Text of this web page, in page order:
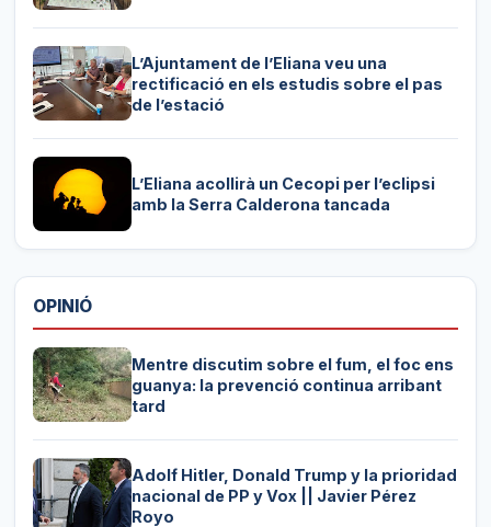
L’Ajuntament de l’Eliana veu una
rectificació en els estudis sobre el pas
de l’estació
L’Eliana acollirà un Cecopi per l’eclipsi
amb la Serra Calderona tancada
OPINIÓ
Mentre discutim sobre el fum, el foc ens
guanya: la prevenció continua arribant
tard
Adolf Hitler, Donald Trump y la prioridad
nacional de PP y Vox || Javier Pérez
Royo